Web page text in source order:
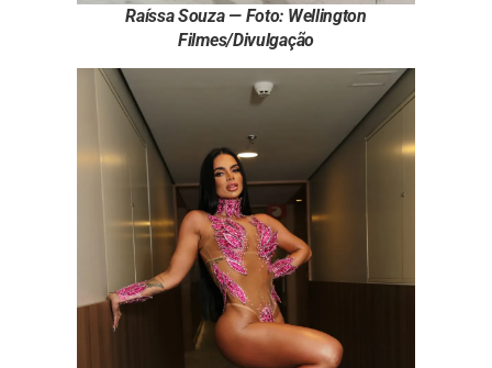
Raíssa Souza — Foto: Wellington
Filmes/Divulgação